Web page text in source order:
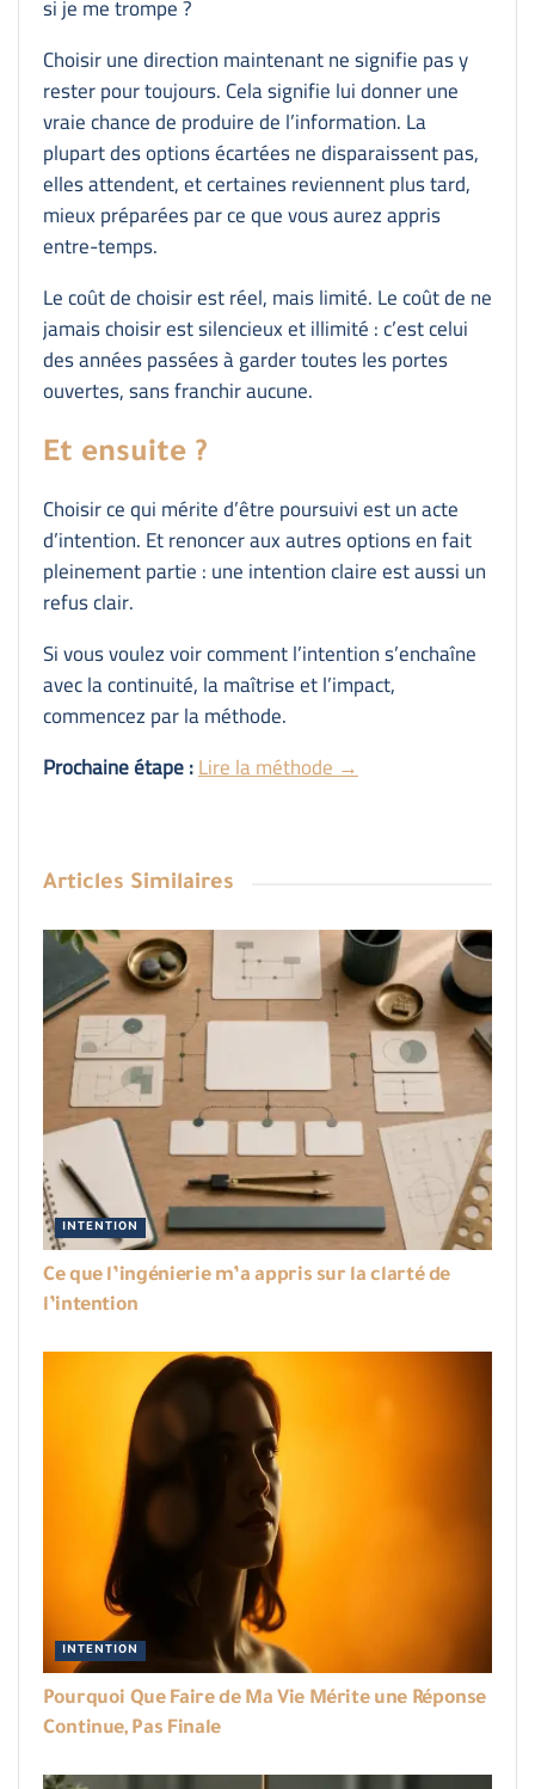
si je me trompe ?
Choisir une direction maintenant ne signifie pas y
rester pour toujours. Cela signifie lui donner une
vraie chance de produire de l’information. La
plupart des options écartées ne disparaissent pas,
elles attendent, et certaines reviennent plus tard,
mieux préparées par ce que vous aurez appris
entre-temps.
Le coût de choisir est réel, mais limité. Le coût de ne
jamais choisir est silencieux et illimité : c’est celui
des années passées à garder toutes les portes
ouvertes, sans franchir aucune.
Et ensuite ?
Choisir ce qui mérite d’être poursuivi est un acte
d’intention. Et renoncer aux autres options en fait
pleinement partie : une intention claire est aussi un
refus clair.
Si vous voulez voir comment l’intention s’enchaîne
avec la continuité, la maîtrise et l’impact,
commencez par la méthode.
Prochaine étape :Lire la méthode →
Articles Similaires
INTENTION
Ce que l’ingénierie m’a appris sur la clarté de
l’intention
INTENTION
Pourquoi Que Faire de Ma Vie Mérite une Réponse
Continue, Pas Finale